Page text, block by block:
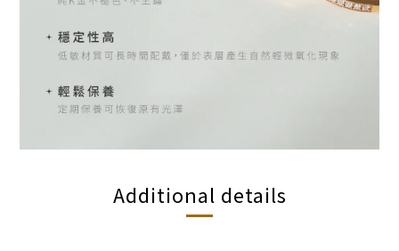
Additional details